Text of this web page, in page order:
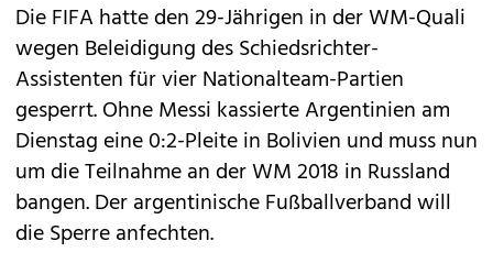
Die FIFA hatte den 29-Jährigen in der WM-Quali
wegen Beleidigung des Schiedsrichter-
Assistenten für vier Nationalteam-Partien
gesperrt. Ohne Messi kassierte Argentinien am
Dienstag eine 0:2-Pleite in Bolivien und muss nun
um die Teilnahme an der WM 2018 in Russland
bangen. Der argentinische Fußballverband will
die Sperre anfechten.